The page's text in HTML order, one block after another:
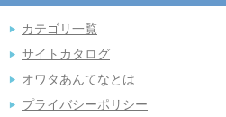
カテゴリ一覧
サイトカタログ
オワタあんてなとは
プライバシーポリシー